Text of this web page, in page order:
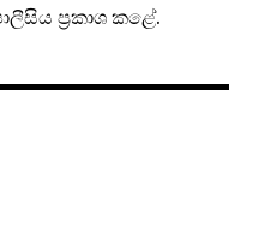
ප්‍රකාශ කළේ.